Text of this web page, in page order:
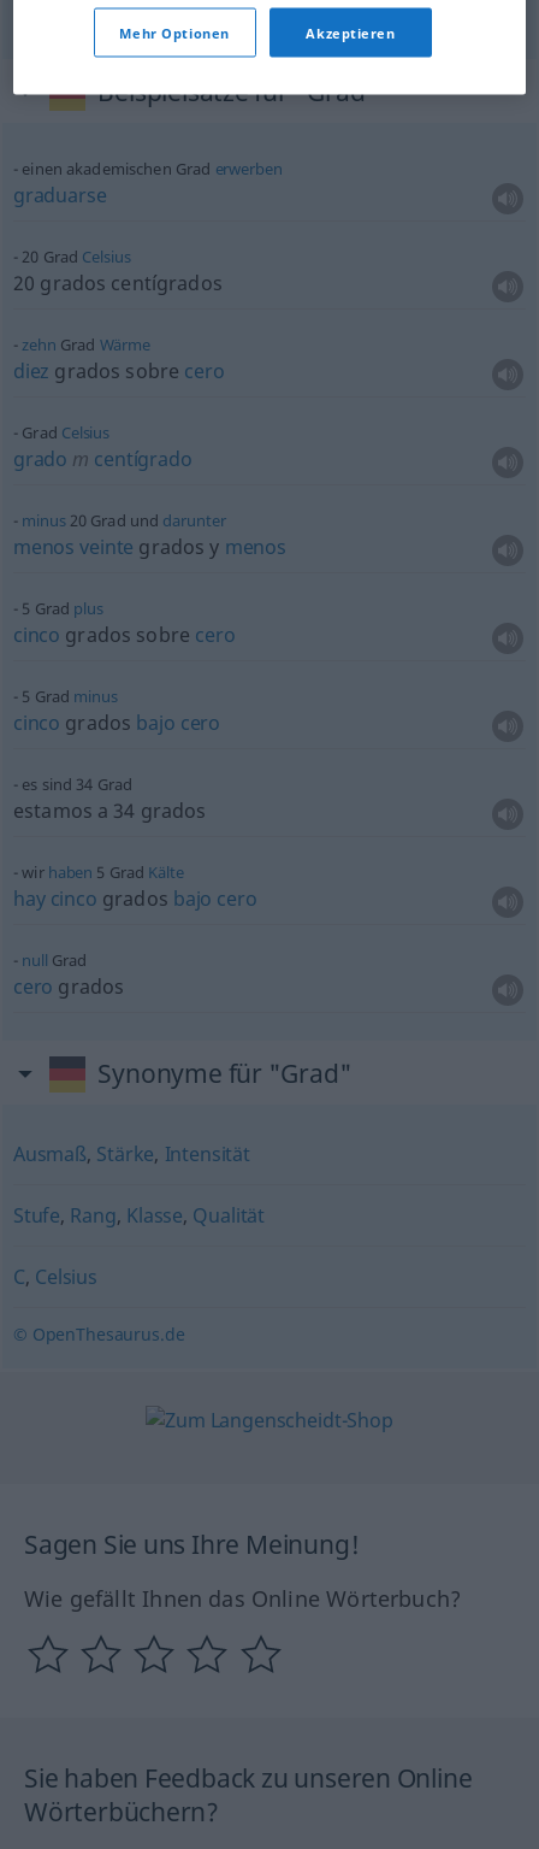
Beispielsätze für "Grad"
einen akademischen Grad erwerben
graduarse
20 Grad Celsius
20 grados centígrados
zehn Grad Wärme
diez grados sobre cero
Grad Celsius
grado m centígrado
minus20 Grad und darunter
menos veinte grados y menos
5 Grad plus
cinco grados sobre cero
5 Grad minus
cinco grados bajo cero
es sind 34 Grad
estamos a 34 grados
wir haben 5 Grad Kälte
hay cinco grados bajo cero
null Grad
cero grados
Synonyme für "Grad"
Ausmaß, Stärke, Intensität
Stufe, Rang, Klasse, Qualität
C, Celsius
© OpenThesaurus.de
Sagen Sie uns Ihre Meinung!
Wie gefällt Ihnen das Online Wörterbuch?
Sie haben Feedback zu unseren Online
Wörterbüchern?
Mehr Optionen Akzeptieren